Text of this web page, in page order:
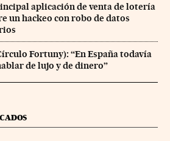
aplicación de venta de lotería
un hackeo con robo de datos
Fortuny): “En España todavía
de lujo y de dinero”